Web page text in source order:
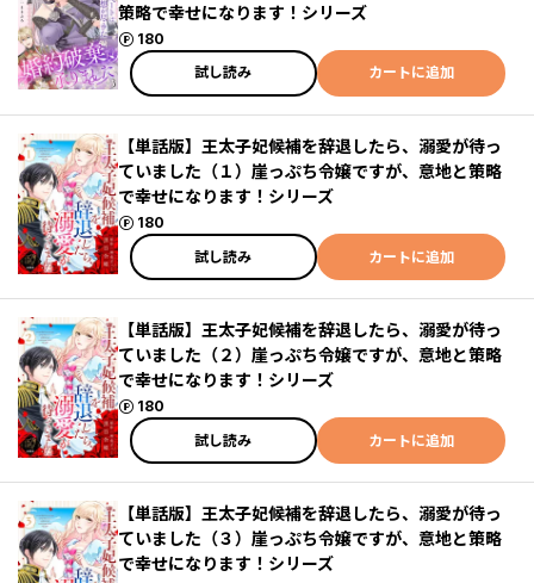
策略で幸せになります！シリーズ
180
ポイント
試し読み
カートに追加
【単話版】王太子妃候補を辞退したら、溺愛が待っ
ていました（１）崖っぷち令嬢ですが、意地と策略
で幸せになります！シリーズ
180
ポイント
試し読み
カートに追加
【単話版】王太子妃候補を辞退したら、溺愛が待っ
ていました（２）崖っぷち令嬢ですが、意地と策略
で幸せになります！シリーズ
180
ポイント
試し読み
カートに追加
【単話版】王太子妃候補を辞退したら、溺愛が待っ
ていました（３）崖っぷち令嬢ですが、意地と策略
で幸せになります！シリーズ